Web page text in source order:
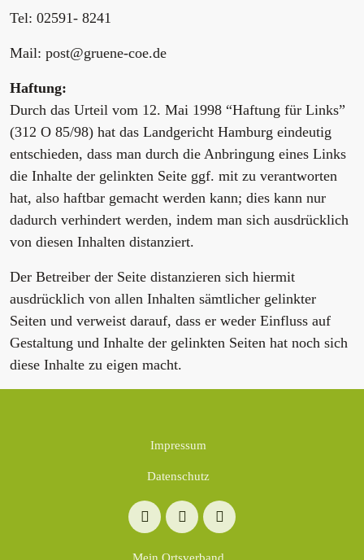
Tel: 02591- 8241
Mail: post@gruene-coe.de
Haftung:
Durch das Urteil vom 12. Mai 1998 “Haftung für Links”
(312 O 85/98) hat das Landgericht Hamburg eindeutig
entschieden, dass man durch die Anbringung eines Links
die Inhalte der gelinkten Seite ggf. mit zu verantworten
hat, also haftbar gemacht werden kann; dies kann nur
dadurch verhindert werden, indem man sich ausdrücklich
von diesen Inhalten distanziert.
Der Betreiber der Seite distanzieren sich hiermit
ausdrücklich von allen Inhalten sämtlicher gelinkter
Seiten und verweist darauf, dass er weder Einfluss auf
Gestaltung und Inhalte der gelinkten Seiten hat noch sich
diese Inhalte zu eigen macht.
Impressum
Datenschutz